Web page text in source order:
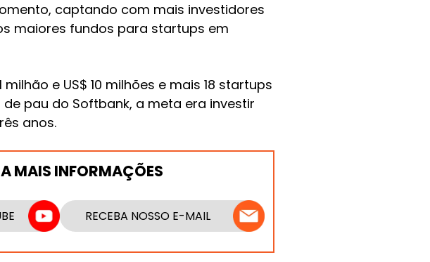
captando com mais investidores
maiores fundos para startups em
e US$ 10 milhões e mais 18 startups
pau do Softbank, a meta era investir
anos.
MAIS INFORMAÇÕES
RECEBA NOSSO E-MAIL